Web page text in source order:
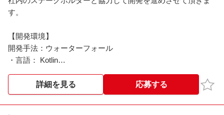
す。
【開発環境】
開発手法：ウォーターフォール
・言語： Kotlin
・OS：Android、Amazon Linux
・ソース管理：Git
・タスク管理：Redmine、backlog
詳細を見る 応募する お気